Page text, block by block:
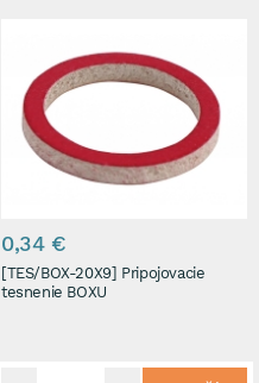
0,34 €
[TES/BOX-20X9] Pripojovacie
tesnenie BOXU